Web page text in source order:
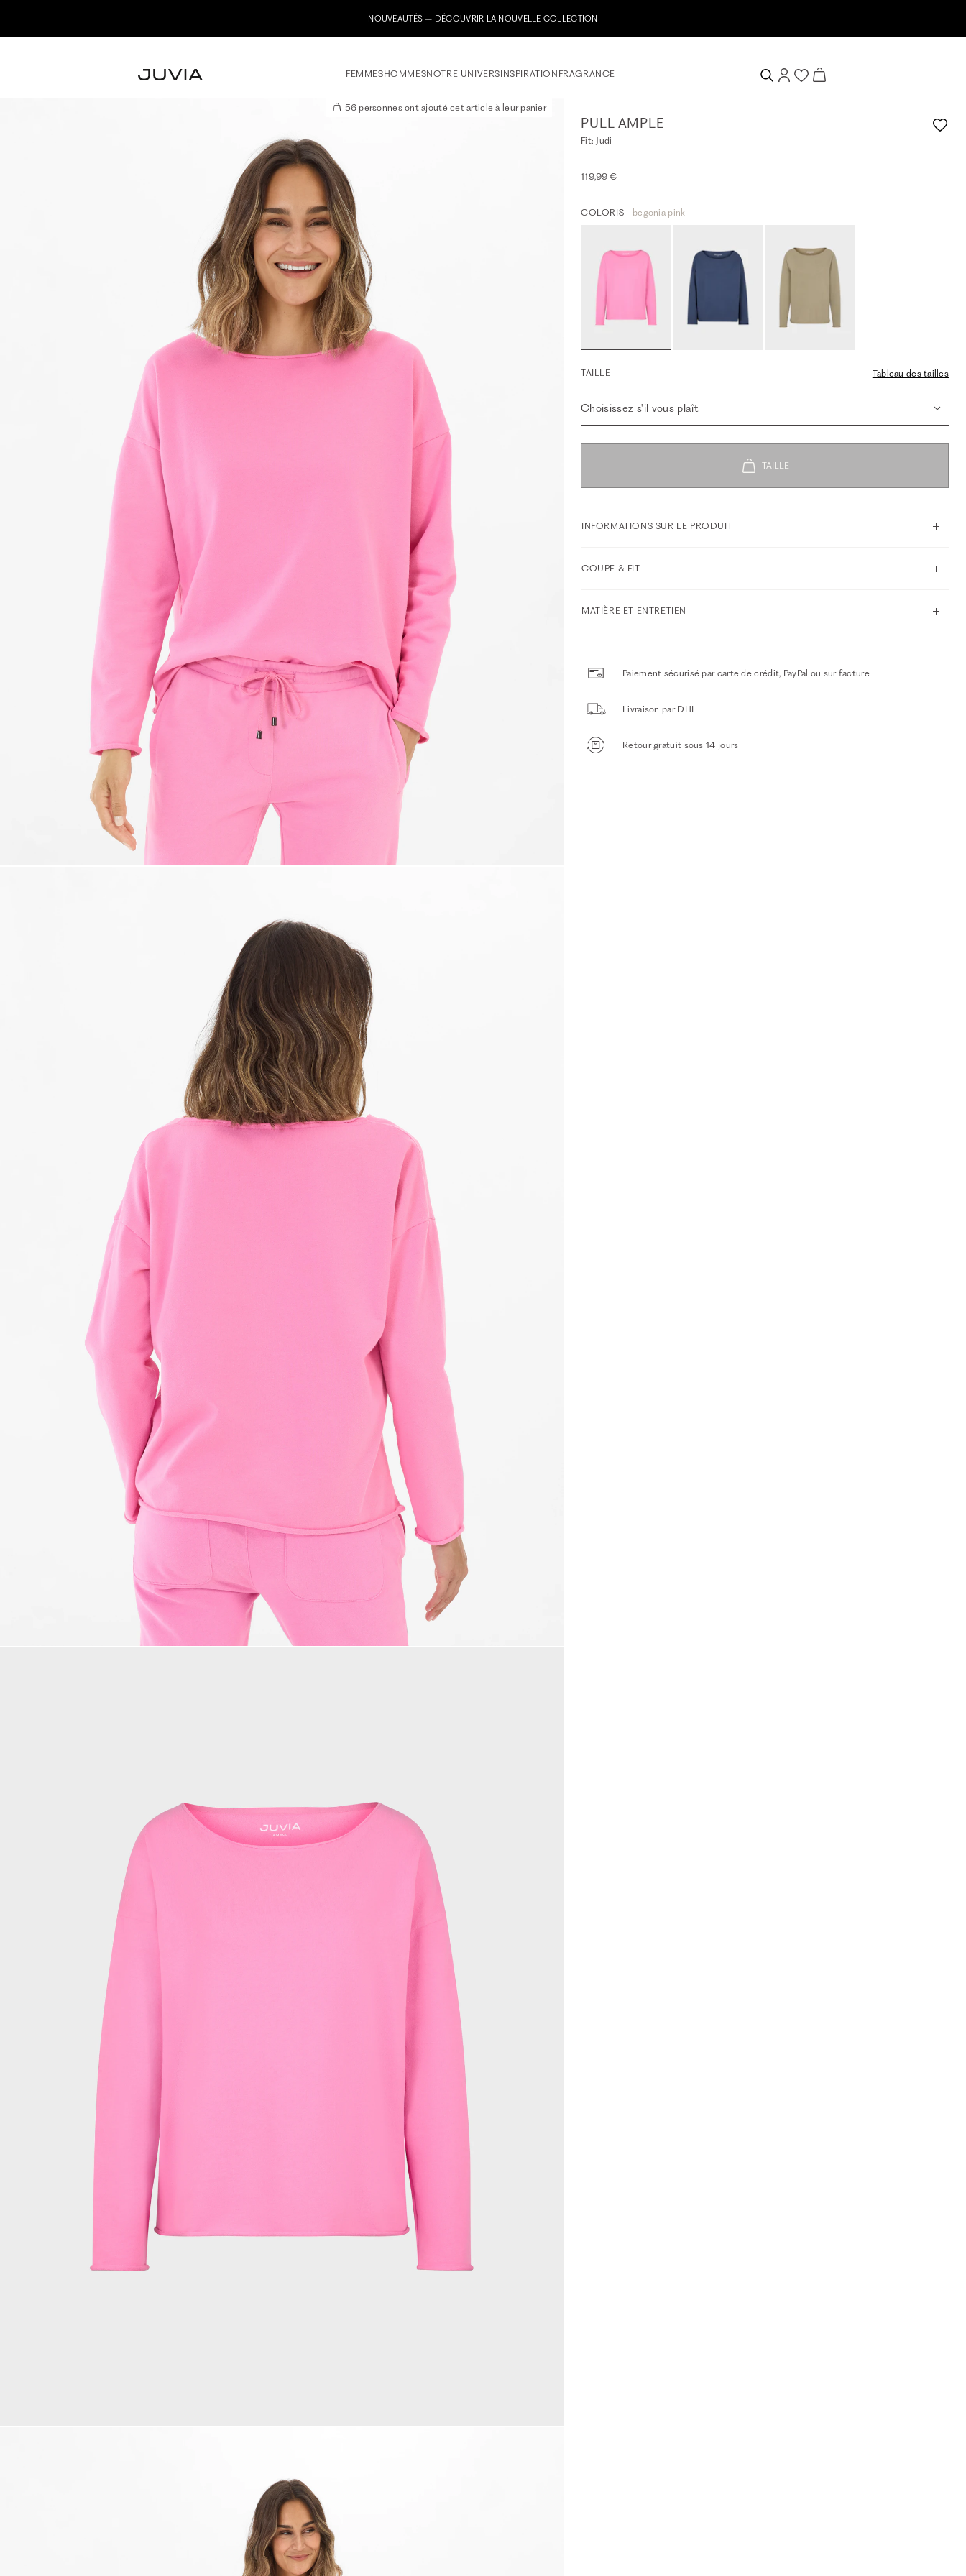
Inscrivez-vous maintenant à notre newsletter & recevez un bon de bienvenue de 10%
FEMMESHOMMESNOTRE UNIVERSINSPIRATION FRAGRANCE
56 personnes ont ajouté cet article à leur panier
PULL AMPLE
Fit: Judi
119,99 €
COLORIS - begonia pink
TAILLE Tableau des tailles
Choisissez s'il vous plaît
INFORMATIONS SUR LE PRODUIT
COUPE & FIT
MATIÈRE ET ENTRETIEN
Paiement sécurisé par carte de crédit, PayPal ou sur facture
Livraison par DHL
Retour gratuit sous 14 jours